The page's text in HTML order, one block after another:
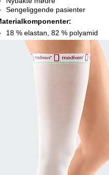
Sengeliggende pasienter
18 % elastan, 82 % polyamid